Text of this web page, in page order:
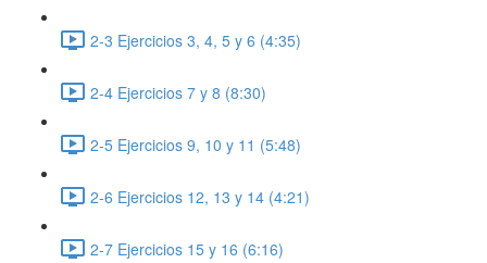
2-3 Ejercicios 3, 4, 5 y 6 (4:35)
2-4 Ejercicios 7 y 8 (8:30)
2-5 Ejercicios 9, 10 y 11 (5:48)
2-6 Ejercicios 12, 13 y 14 (4:21)
2-7 Ejercicios 15 y 16 (6:16)